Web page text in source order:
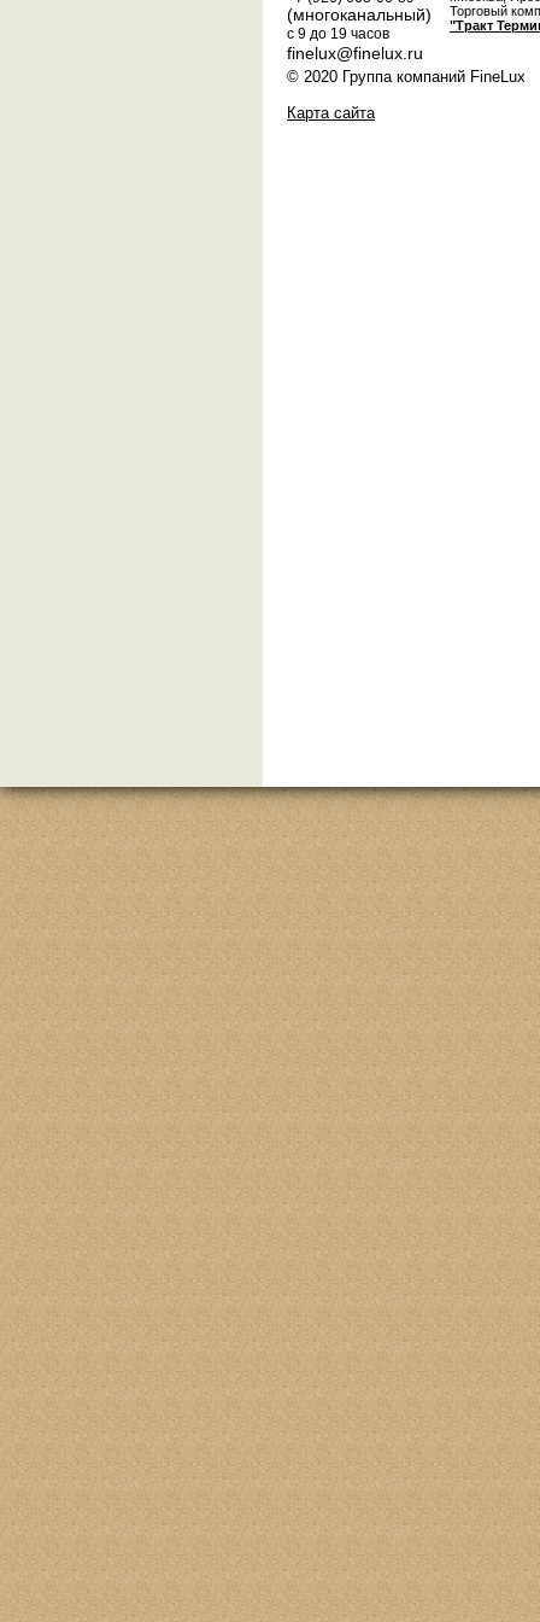
(многоканальный)
с 9 до 19 часов
finelux@finelux.ru
Торговый
"Тракт
© 2020 Группа компаний FineLux
Карта сайта